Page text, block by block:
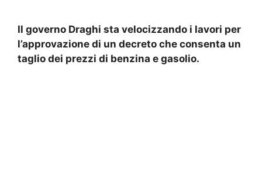
Il governo Draghi sta velocizzando i lavori per
l’approvazione di un decreto che consenta un
taglio dei prezzi di benzina e gasolio.